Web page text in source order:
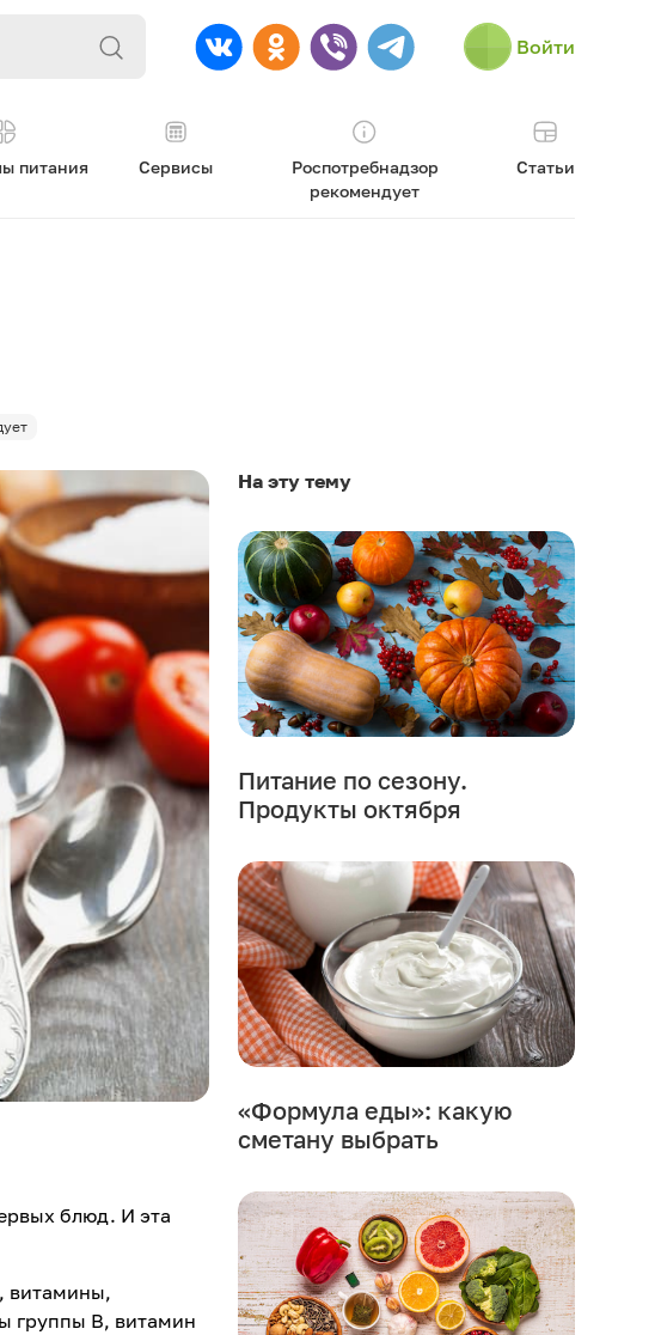
Войти
питания Сервисы
Роспотребнадзор
рекомендует
Статьи
блюд. И эта
витамины,
группы В, витамин
На эту тему
Питание по сезону.
Продукты октября
«Формула еды»: какую
сметану выбрать